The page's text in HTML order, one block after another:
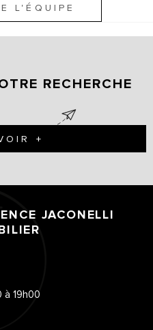
L'ÉQUIPE
RECHERCHE
+
JACONELLI
à 19h00